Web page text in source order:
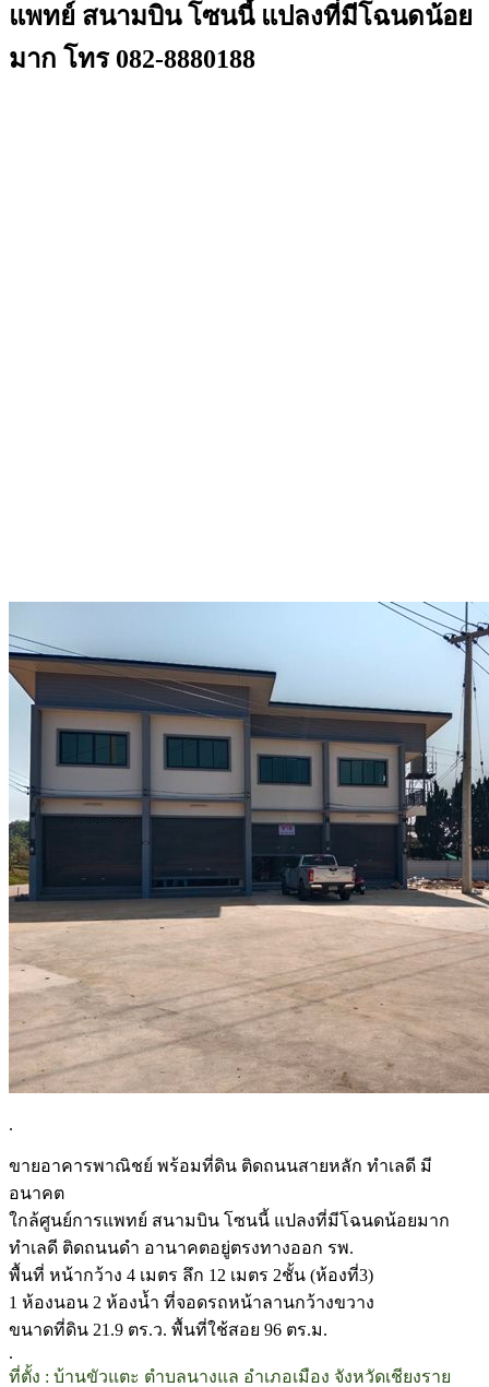
แพทย์ สนามบิน โซนนี้ แปลงที่มีโฉนดน้อย
มาก โทร 082-8880188
.
ขายอาคารพาณิชย์ พร้อมที่ดิน ติดถนนสายหลัก ทำเลดี มี
อนาคต
ใกล้ศูนย์การแพทย์ สนามบิน โซนนี้ แปลงที่มีโฉนดน้อยมาก
ทำเลดี ติดถนนดำ อานาคตอยู่ตรงทางออก รพ.
พื้นที่ หน้ากว้าง 4 เมตร ลึก 12 เมตร 2ชั้น (ห้องที่3)
1 ห้องนอน 2 ห้องน้ำ ที่จอดรถหน้าลานกว้างขวาง
ขนาดที่ดิน 21.9 ตร.ว. พื้นที่ใช้สอย 96 ตร.ม.
.
ที่ตั้ง : บ้านขัวแตะ ตำบลนางแล อำเภอเมือง จังหวัดเชียงราย